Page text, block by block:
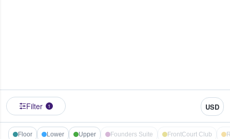
Filter 1 USD
Floor Lower Upper Founders Suite FrontCourt Club